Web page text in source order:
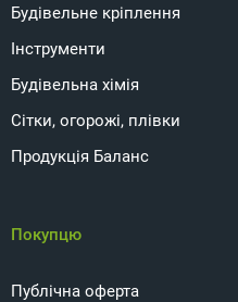
Будівельне кріплення
Інструменти
Будівельна хімія
Сітки, огорожі, плівки
Продукція Баланс
Покупцю
Публічна оферта